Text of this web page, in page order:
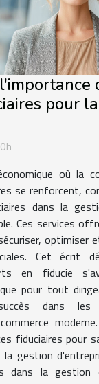
pour
où la
se renforcent,
dans la
Ces services
optimiser
Cet écrit
en fiducie
pour tout
dans les
fiduciaires pour
gestion
dans la gestion